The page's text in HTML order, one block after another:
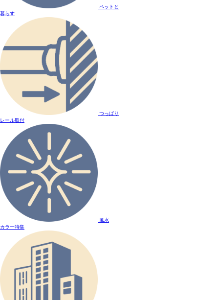
ペットと
暮らす
つっぱり
レール取付
風水
カラー特集